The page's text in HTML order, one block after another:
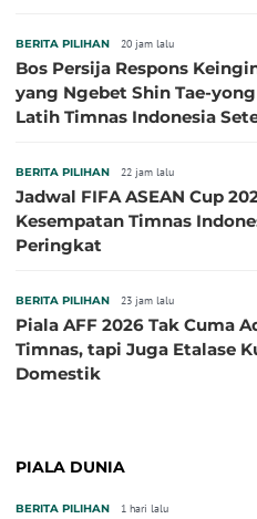
BERITA PILIHAN 20 jam lalu
Bos Persija Respons
yang Ngebet Shin Tae-
Latih Timnas Indonesia
BERITA PILIHAN 22 jam lalu
Jadwal FIFA ASEAN Cup
Kesempatan Timnas
Peringkat
BERITA PILIHAN 23 jam lalu
Piala AFF 2026 Tak Cuma
Timnas, tapi Juga Etalase
Domestik
PIALA DUNIA
BERITA PILIHAN 1 hari lalu